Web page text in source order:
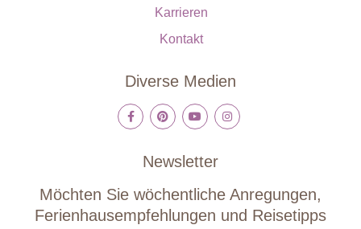
Karrieren
Kontakt
Diverse Medien
Newsletter
Möchten Sie wöchentliche Anregungen,
Ferienhausempfehlungen und Reisetipps